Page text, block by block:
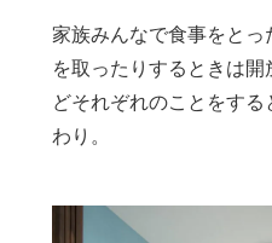
家族みんなで食事をと
を取ったりするときは
どそれぞれのことをす
わり。